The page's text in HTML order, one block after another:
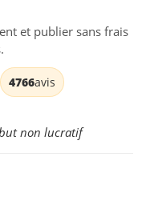
et publier sans frais
4766avis
but non lucratif